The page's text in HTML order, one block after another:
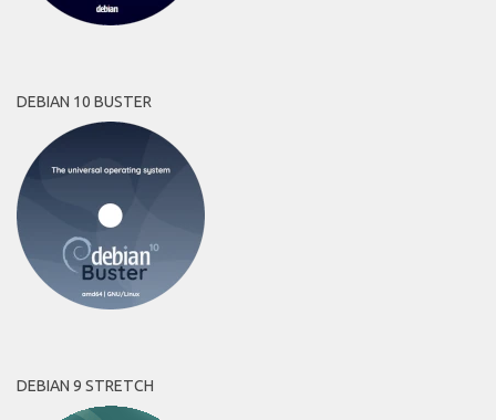
DEBIAN 10 BUSTER
DEBIAN 9 STRETCH